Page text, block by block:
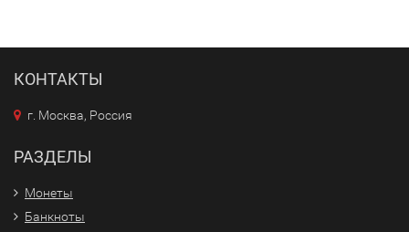
КОНТАКТЫ
г. Москва, Россия
РАЗДЕЛЫ
Монеты
Банкноты